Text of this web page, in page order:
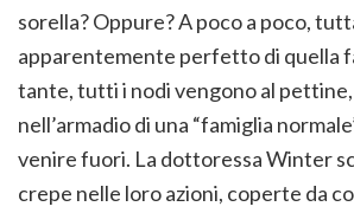
sorella? Oppure? A poco a poco,
apparentemente perfetto di quella
tante, tutti i nodi vengono al
nell’armadio di una “famiglia
venire fuori. La dottoressa Winter
crepe nelle loro azioni, coperte da